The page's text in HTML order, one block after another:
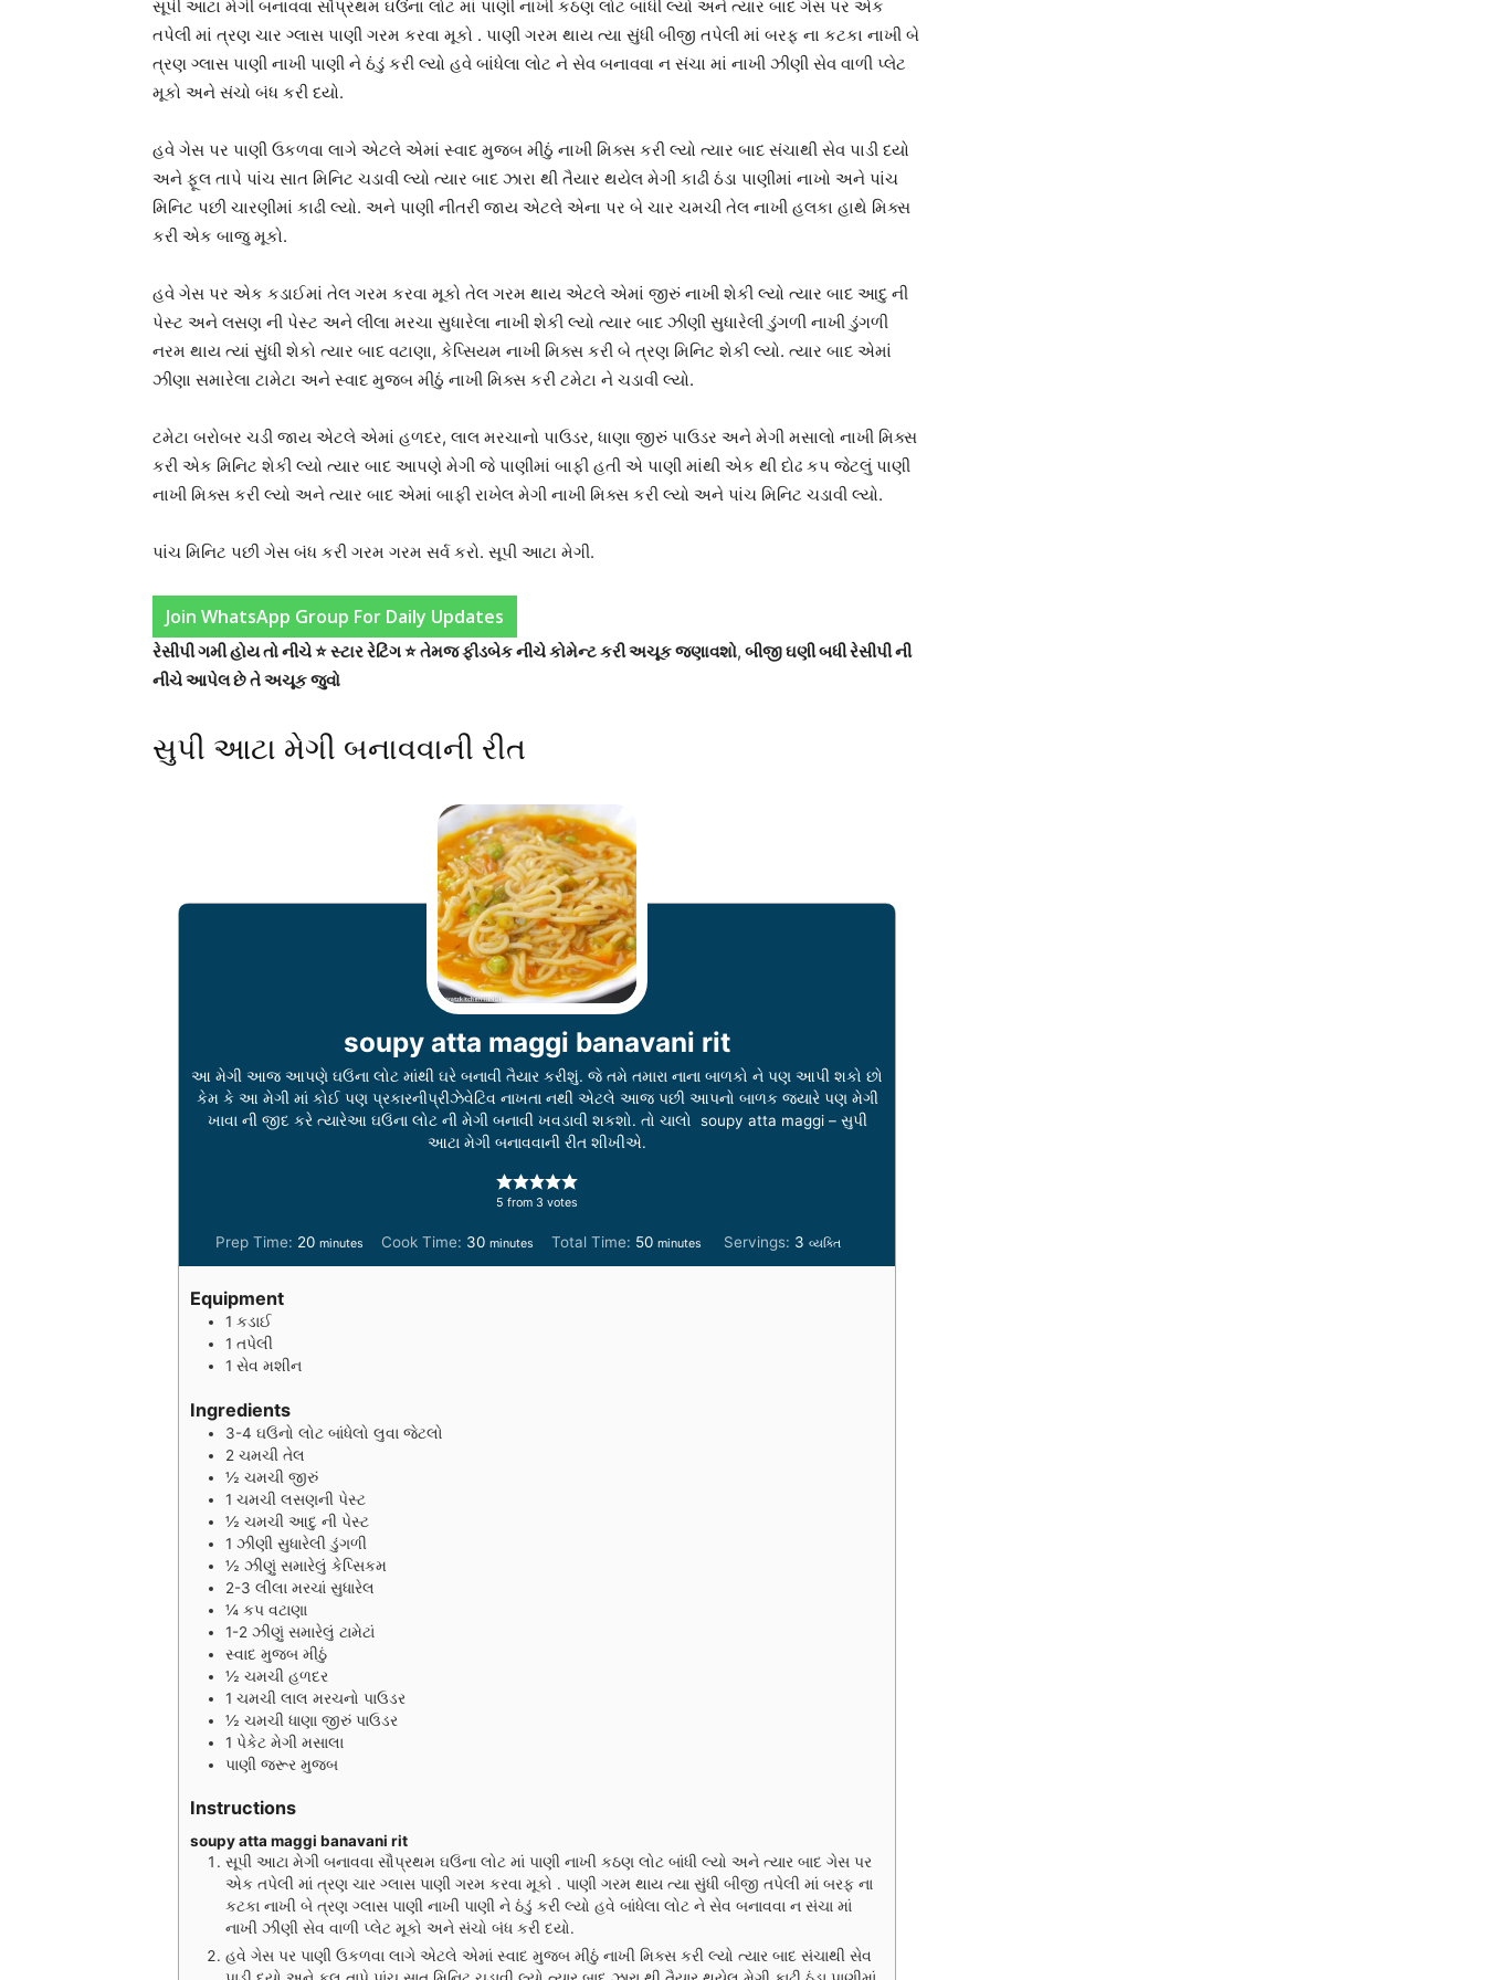
સૂપી આટા મેગી બનાવવા સૌપ્રથમ ઘઉંના લોટ માં પાણી નાખી કઠણ લોટ બાંધી લ્યો અને ત્યાર બાદ ગેસ પર એક
તપેલી માં ત્રણ ચાર ગ્લાસ પાણી ગરમ કરવા મૂકો . પાણી ગરમ થાય ત્યા સુંધી બીજી તપેલી માં બરફ ના કટકા નાખી બે
ત્રણ ગ્લાસ પાણી નાખી પાણી ને ઠંડું કરી લ્યો હવે બાંધેલા લોટ ને સેવ બનાવવા ન સંચા માં નાખી ઝીણી સેવ વાળી પ્લેટ
મૂકો અને સંચો બંધ કરી દયો.
હવે ગેસ પર પાણી ઉકળવા લાગે એટલે એમાં સ્વાદ મુજબ મીઠું નાખી મિક્સ કરી લ્યો ત્યાર બાદ સંચાથી સેવ પાડી દયો
અને ફૂલ તાપે પાંચ સાત મિનિટ ચડાવી લ્યો ત્યાર બાદ ઝારા થી તૈયાર થયેલ મેગી કાઢી ઠંડા પાણીમાં નાખો અને પાંચ
મિનિટ પછી ચારણીમાં કાઢી લ્યો. અને પાણી નીતરી જાય એટલે એના પર બે ચાર ચમચી તેલ નાખી હલકા હાથે મિક્સ
કરી એક બાજુ મૂકો.
હવે ગેસ પર એક કડાઈમાં તેલ ગરમ કરવા મૂકો તેલ ગરમ થાય એટલે એમાં જીરું નાખી શેકી લ્યો ત્યાર બાદ આદુ ની
પેસ્ટ અને લસણ ની પેસ્ટ અને લીલા મરચા સુધારેલા નાખી શેકી લ્યો ત્યાર બાદ ઝીણી સુધારેલી ડુંગળી નાખી ડુંગળી
નરમ થાય ત્યાં સુંધી શેકો ત્યાર બાદ વટાણા, કેપ્સિયમ નાખી મિક્સ કરી બે ત્રણ મિનિટ શેકી લ્યો. ત્યાર બાદ એમાં
ઝીણા સમારેલા ટામેટા અને સ્વાદ મુજબ મીઠું નાખી મિક્સ કરી ટમેટા ને ચડાવી લ્યો.
ટમેટા બરોબર ચડી જાય એટલે એમાં હળદર, લાલ મરચાનો પાઉડર, ધાણા જીરું પાઉડર અને મેગી મસાલો નાખી મિક્સ
કરી એક મિનિટ શેકી લ્યો ત્યાર બાદ આપણે મેગી જે પાણીમાં બાફી હતી એ પાણી માંથી એક થી દોઢ કપ જેટલું પાણી
નાખી મિક્સ કરી લ્યો અને ત્યાર બાદ એમાં બાફી રાખેલ મેગી નાખી મિક્સ કરી લ્યો અને પાંચ મિનિટ ચડાવી લ્યો.
પાંચ મિનિટ પછી ગેસ બંધ કરી ગરમ ગરમ સર્વ કરો. સૂપી આટા મેગી.
Join WhatsApp Group For Daily Updates
રેસીપી ગમી હોય તો નીચે ⭐ સ્ટાર રેટિંગ ⭐ તેમજ ફીડબેક નીચે કોમેન્ટ કરી અચૂક જણાવશો, બીજી ઘણી બધી રેસીપી ની
નીચે આપેલ છે તે અચૂક જુવો
સુપી આટા મેગી બનાવવાની રીત
soupy atta maggi banavani rit
આ મેગી આજ આપણે ઘઉંના લોટ માંથી ઘરે બનાવી તૈયાર કરીશું. જે તમે તમારા નાના બાળકો ને પણ આપી શકો છો
કેમ કે આ મેગી માં કોઈ પણ પ્રકારનીપ્રીઝેવેટિવ નાખતા નથી એટલે આજ પછી આપનો બાળક જ્યારે પણ મેગી
ખાવા ની જીદ કરે ત્યારેઆ ઘઉંના લોટ ની મેગી બનાવી ખવડાવી શકશો. તો ચાલો soupy atta maggi – સુપી
આટા મેગી બનાવવાની રીત શીખીએ.
5 from 3 votes
Prep Time: 20m
i
minutes Cook Time: 30m
i
minutes Total Time: 50m
i
minutes Servings: 3 વ્યક્તિ
Equipment
1 કડાઈ
1 તપેલી
1 સેવ મશીન
Ingredients
3-4 ઘઉંનો લોટ બાંધેલો લુવા જેટલો
2 ચમચી તેલ
½ ચમચી જીરું
1 ચમચી લસણની પેસ્ટ
½ ચમચી આદુ ની પેસ્ટ
1 ઝીણી સુધારેલી ડુંગળી
½ ઝીણું સમારેલું કેપ્સિકમ
2-3 લીલા મરચાં સુધારેલ
¼ કપ વટાણા
1-2 ઝીણું સમારેલું ટામેટાં
સ્વાદ મુજબ મીઠું
½ ચમચી હળદર
1 ચમચી લાલ મરચનો પાઉડર
½ ચમચી ધાણા જીરું પાઉડર
1 પેકેટ મેગી મસાલા
પાણી જરૂર મુજબ
Instructions
soupy atta maggi banavani rit
સૂપી આટા મેગી બનાવવા સૌપ્રથમ ઘઉંના લોટ માં પાણી નાખી કઠણ લોટ બાંધી લ્યો અને ત્યાર બાદ ગેસ પર
એક તપેલી માં ત્રણ ચાર ગ્લાસ પાણી ગરમ કરવા મૂકો . પાણી ગરમ થાય ત્યા સુંધી બીજી તપેલી માં બરફ ના
કટકા નાખી બે ત્રણ ગ્લાસ પાણી નાખી પાણી ને ઠંડું કરી લ્યો હવે બાંધેલા લોટ ને સેવ બનાવવા ન સંચા માં
નાખી ઝીણી સેવ વાળી પ્લેટ મૂકો અને સંચો બંધ કરી દયો.
હવે ગેસ પર પાણી ઉકળવા લાગે એટલે એમાં સ્વાદ મુજબ મીઠું નાખી મિક્સ કરી લ્યો ત્યાર બાદ સંચાથી સેવ